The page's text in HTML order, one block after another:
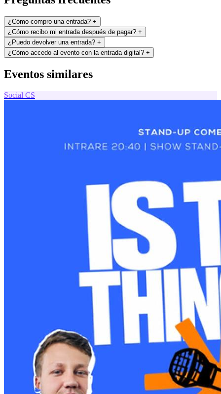
¿Cómo compro una entrada? +
¿Cómo recibo mi entrada después de pagar? +
¿Puedo devolver una entrada? +
¿Cómo accedo al evento con la entrada digital? +
Eventos similares
Social CS